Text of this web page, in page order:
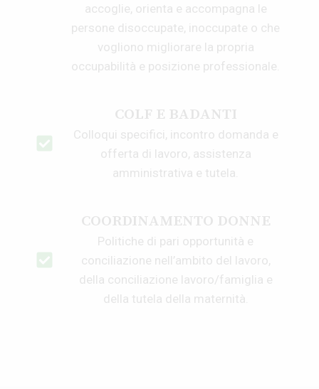
accoglie, orienta e accompagna le
persone disoccupate, inoccupate o che
vogliono migliorare la propria
occupabilità e posizione professionale.
COLF E BADANTI
Colloqui specifici, incontro domanda e
offerta di lavoro, assistenza
amministrativa e tutela.
COORDINAMENTO DONNE
Politiche di pari opportunità e
conciliazione nell’ambito del lavoro,
della conciliazione lavoro/famiglia e
della tutela della maternità.